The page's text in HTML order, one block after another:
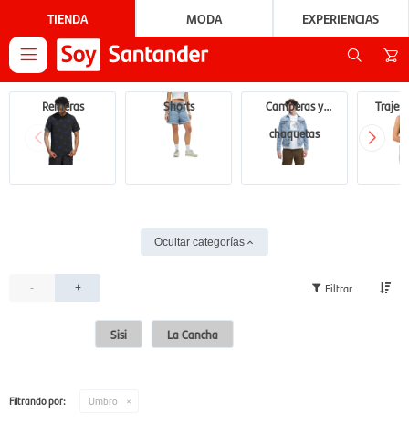
TIENDA MODA EXPERIENCIAS

Remeras Shorts
Camperas y
chaquetas
Trajes
Ocultar categorías
- +
Sisi La Cancha
Filtrando por: Umbro